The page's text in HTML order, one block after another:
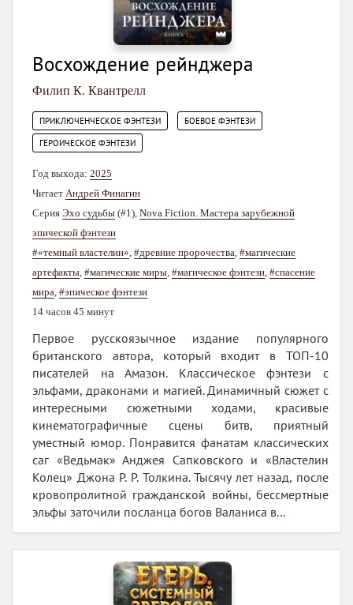
Восхождение рейнджера
Филип К. Квантрелл
ПРИКЛЮЧЕНЧЕСКОЕ ФЭНТЕЗИ БОЕВОЕ ФЭНТЕЗИ
ГЕРОИЧЕСКОЕ ФЭНТЕЗИ
Год выхода: 2025
Читает Андрей Финагин
Серия Эхо судьбы (#1), Nova Fiction. Мастера зарубежной
эпической фэнтези
#«темный властелин» #древние пророчества #магические
артефакты #магические миры #магическое фэнтези #спасение
мира #эпическое фэнтези
14 часов 45 минут
Первое русскоязычное издание популярного
британского автора, который входит в ТОП-10
писателей на Амазон. Классическое фэнтези с
эльфами, драконами и магией. Динамичный сюжет с
интересными сюжетными ходами, красивые
кинематографичные сцены битв, приятный
уместный юмор. Понравится фанатам классических
саг «Ведьмак» Анджея Сапковского и «Властелин
Колец» Джона Р. Р. Толкина. Тысячу лет назад, после
кровопролитной гражданской войны, бессмертные
эльфы заточили посланца богов Валаниса в...